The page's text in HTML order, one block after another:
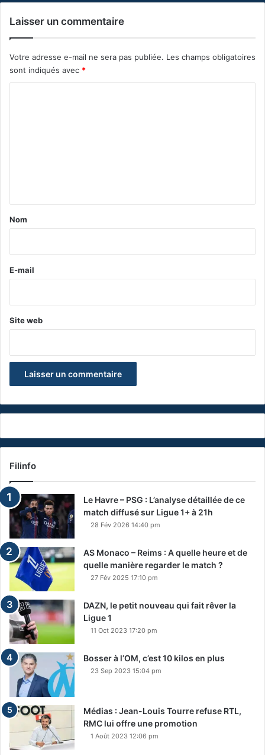
Laisser un commentaire
Votre adresse e-mail ne sera pas publiée. Les champs obligatoires
sont indiqués avec *
a
e
Nom
E-mail
Site web
Filinfo
Le Havre – PSG : L’analyse détaillée de ce
match diffusé sur Ligue 1+ à 21h
28 Fév 2026 14:40 pm
AS Monaco – Reims : A quelle heure et de
quelle manière regarder le match ?
27 Fév 2025 17:10 pm
DAZN, le petit nouveau qui fait rêver la
Ligue 1
11 Oct 2023 17:20 pm
Bosser à l’OM, c’est 10 kilos en plus
23 Sep 2023 15:04 pm
Médias : Jean-Louis Tourre refuse RTL,
RMC lui offre une promotion
1 Août 2023 12:06 pm